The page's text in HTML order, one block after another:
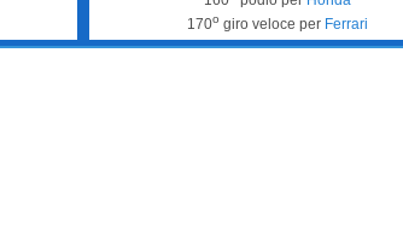
170o giro veloce per Ferrari